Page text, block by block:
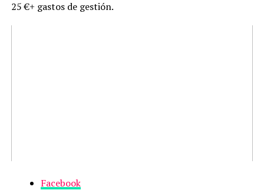
25 €+ gastos de gestión.
Facebook